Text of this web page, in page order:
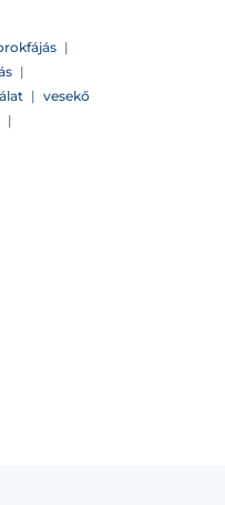
|
|
| vesekő
|